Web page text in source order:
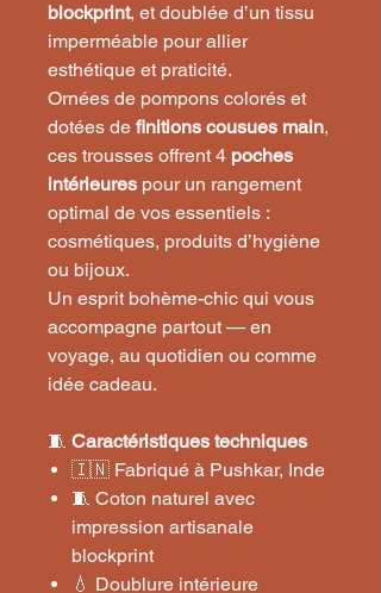
blockprint, et doublée d’un tissu
imperméable pour allier
esthétique et praticité.
Ornées de pompons colorés et
dotées de finitions cousues main,
ces trousses offrent 4 poches
intérieures pour un rangement
optimal de vos essentiels :
cosmétiques, produits d’hygiène
ou bijoux.
Un esprit bohème-chic qui vous
accompagne partout — en
voyage, au quotidien ou comme
idée cadeau.
🧵 Caractéristiques techniques
🇮🇳 Fabriqué à Pushkar, Inde
🧵 Coton naturel avec
impression artisanale
blockprint
💧 Doublure intérieure